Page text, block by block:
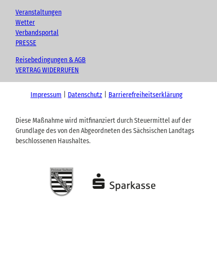
Veranstaltungen
Wetter
Verbandsportal
PRESSE
Reisebedingungen & AGB
VERTRAG WIDERRUFEN
Impressum Datenschutz Barrierefreiheitserklärung
Diese Maßnahme wird mitfinanziert durch Steuermittel auf der
Grundlage des von den Abgeordneten des Sächsischen Landtags
beschlossenen Haushaltes.